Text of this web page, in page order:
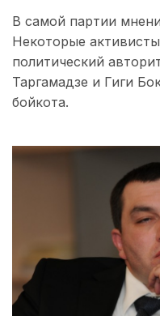
В самой партии
Некоторые
политический
Таргамадзе и Гиги
бойкота.